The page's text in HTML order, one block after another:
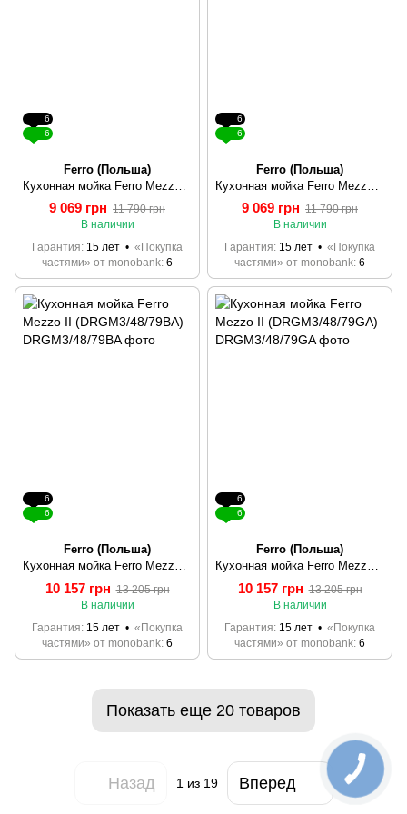
6
6
Ferro (Польша)
9 069 грн 11 790 грн
В наличии
Гарантия 15 лет
«Покупка
частями» от monobank 6
6
6
Ferro (Польша)
9 069 грн 11 790 грн
В наличии
Гарантия 15 лет
«Покупка
частями» от monobank 6
6
6
Ferro (Польша)
Кухонная мойка Ferro Mezzo II (DRGM3/48/79BA)
10 157 грн 13 205 грн
В наличии
Гарантия 15 лет
«Покупка
частями» от monobank 6
6
6
Ferro (Польша)
Кухонная мойка Ferro Mezzo II (DRGM3/48/79GA)
10 157 грн 13 205 грн
В наличии
Гарантия 15 лет
«Покупка
частями» от monobank 6
Показать еще 20 товаров
Назад 1 из 19 Вперед